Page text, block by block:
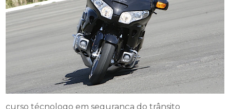
curso técnologo em segurança do trânsito